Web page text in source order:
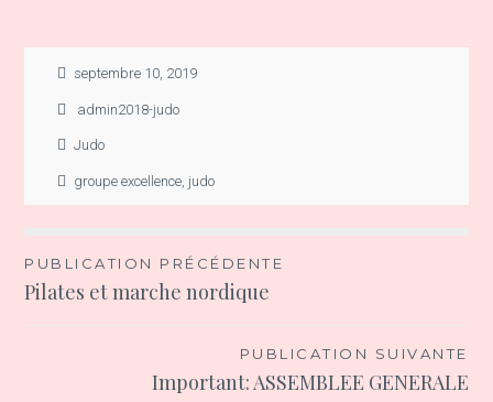
septembre 10, 2019
admin2018-judo
Judo
groupe excellence judo
Navigation
de
PUBLICATION PRÉCÉDENTE
Pilates et marche nordique
PUBLICATION SUIVANTE
Important: ASSEMBLEE GENERALE